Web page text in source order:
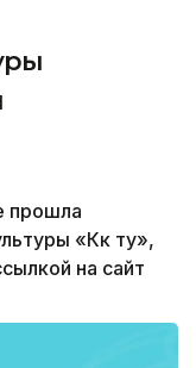
«Көк ту»,
на сайт